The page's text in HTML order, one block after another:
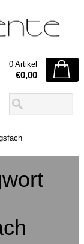
0 Artikel
€0,00